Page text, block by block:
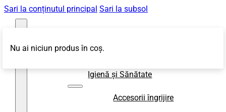
Sari la conținutul principal Sari la subsol
Igienă și Sănătate
Accesorii îngrijire
Nu ai niciun produs în coș.